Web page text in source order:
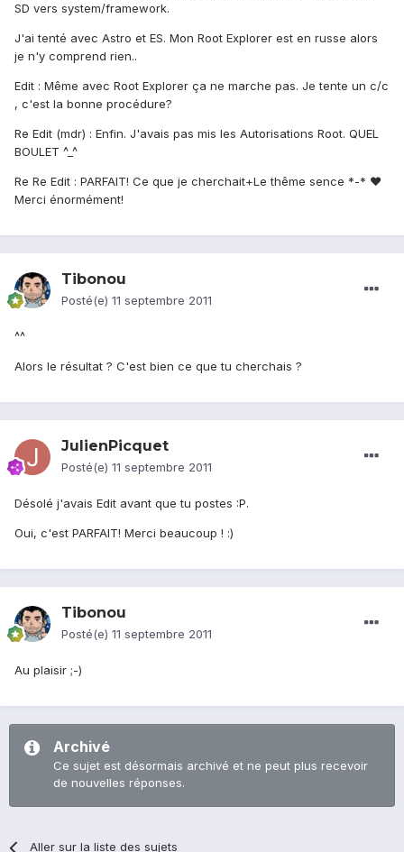
SD vers system/framework.
J'ai tenté avec Astro et ES. Mon Root Explorer est en russe alors
je n'y comprend rien..
Edit : Même avec Root Explorer ça ne marche pas. Je tente un c/c
, c'est la bonne procédure?
Re Edit (mdr) : Enfin. J'avais pas mis les Autorisations Root. QUEL
BOULET ^_^
Re Re Edit : PARFAIT! Ce que je cherchait+Le thême sence *-* ♥
Merci énormément!
Tibonou
Posté(e) 11 septembre 2011
^^
Alors le résultat ? C'est bien ce que tu cherchais ?
JulienPicquet
Posté(e) 11 septembre 2011
Désolé j'avais Edit avant que tu postes :P.
Oui, c'est PARFAIT! Merci beaucoup ! :)
Tibonou
Posté(e) 11 septembre 2011
Au plaisir ;-)
Archivé
Ce sujet est désormais archivé et ne peut plus recevoir
de nouvelles réponses.
Aller sur la liste des sujets